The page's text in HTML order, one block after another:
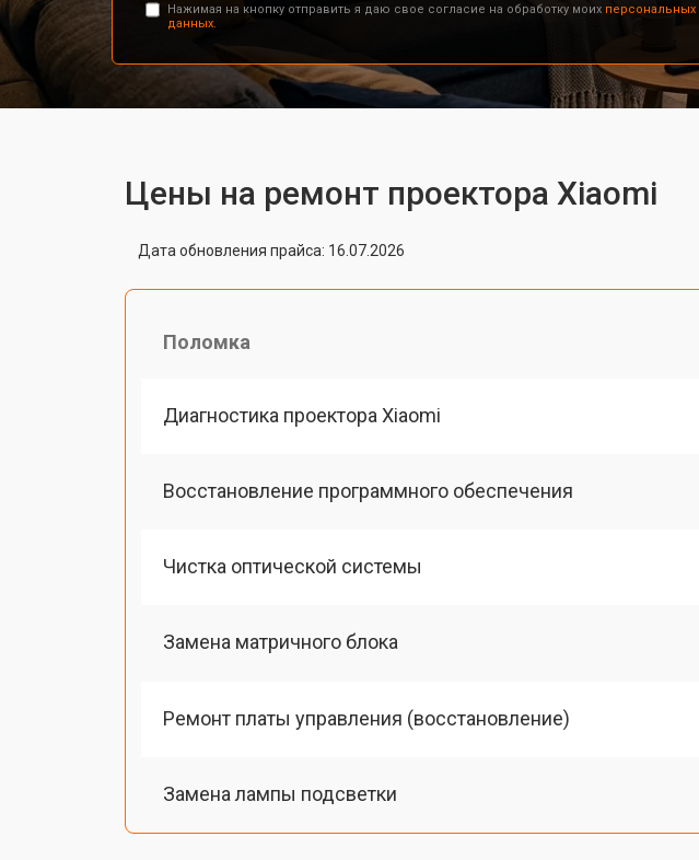
Нажимая на кнопку отправить я даю свое согласие на обработку моих персональных
данных.
Цены на ремонт проектора Xiaomi
Дата обновления прайса: 16.07.2026
Поломка
Диагностика проектора Xiaomi
Восстановление программного обеспечения
Чистка оптической системы
Замена матричного блока
Ремонт платы управления (восстановление)
Замена лампы подсветки